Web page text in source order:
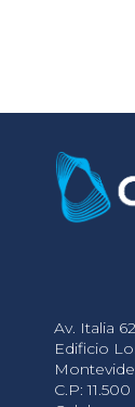
Av. Italia
Edificio
C.P: 11.500